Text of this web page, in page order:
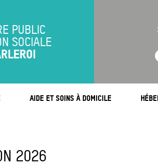
PUBLIC
SOCIALE
AIDE ET SOINS À DOMICILE
2026